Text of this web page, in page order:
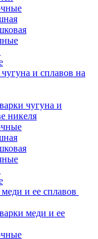
и сплавов на
чугуна и
никеля
и ее сплавов
меди и ее